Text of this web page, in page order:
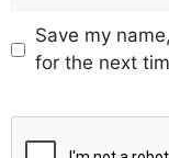
Save my
for the next